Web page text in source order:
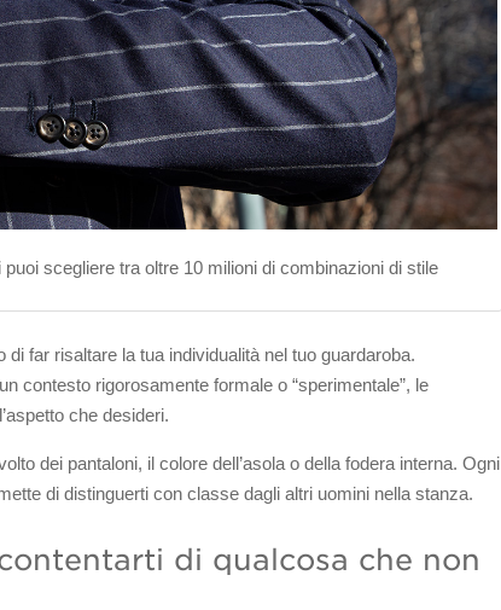
scegliere tra oltre 10 milioni di combinazioni di stile
far risaltare la tua individualità nel tuo guardaroba.
contesto rigorosamente formale o “sperimentale”, le
che desideri.
dei pantaloni, il colore dell’asola o della fodera interna. Ogni
di distinguerti con classe dagli altri uomini nella stanza.
di qualcosa che non